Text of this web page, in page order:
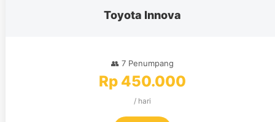
Toyota Innova
👥 7 Penumpang
Rp 450.000
/ hari